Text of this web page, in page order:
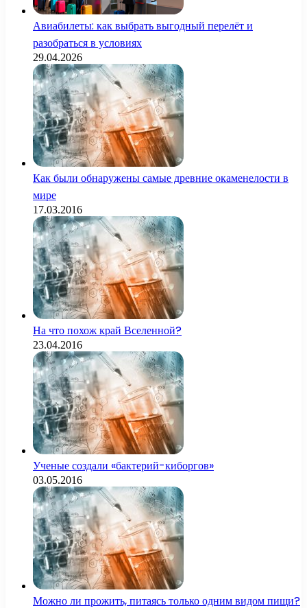
Авиабилеты: как выбрать выгодный перелёт и
разобраться в условиях
29.04.2026
Как были обнаружены самые древние окаменелости в
мире
17.03.2016
На что похож край Вселенной?
23.04.2016
Ученые создали «бактерий-киборгов»
03.05.2016
Можно ли прожить, питаясь только одним видом пищи?